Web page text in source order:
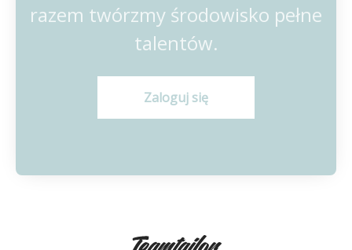
razem twórzmy środowisko pełne
talentów.
Zaloguj się